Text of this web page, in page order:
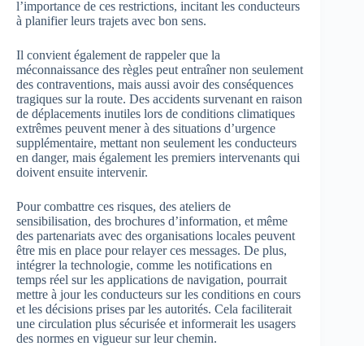
l’importance de ces restrictions, incitant les conducteurs
à planifier leurs trajets avec bon sens.
Il convient également de rappeler que la
méconnaissance des règles peut entraîner non seulement
des contraventions, mais aussi avoir des conséquences
tragiques sur la route. Des accidents survenant en raison
de déplacements inutiles lors de conditions climatiques
extrêmes peuvent mener à des situations d’urgence
supplémentaire, mettant non seulement les conducteurs
en danger, mais également les premiers intervenants qui
doivent ensuite intervenir.
Pour combattre ces risques, des ateliers de
sensibilisation, des brochures d’information, et même
des partenariats avec des organisations locales peuvent
être mis en place pour relayer ces messages. De plus,
intégrer la technologie, comme les notifications en
temps réel sur les applications de navigation, pourrait
mettre à jour les conducteurs sur les conditions en cours
et les décisions prises par les autorités. Cela faciliterait
une circulation plus sécurisée et informerait les usagers
des normes en vigueur sur leur chemin.